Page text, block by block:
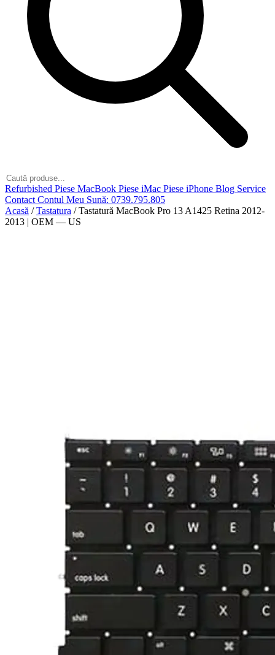
Refurbished Piese MacBook Piese iMac Piese iPhone Blog Service
Contact Contul Meu Sună: 0739.795.805
Acasă / Tastatura / Tastatură MacBook Pro 13 A1425 Retina 2012-
2013 | OEM — US